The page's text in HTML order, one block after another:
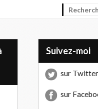
Suivez-moi
sur Twitter
sur